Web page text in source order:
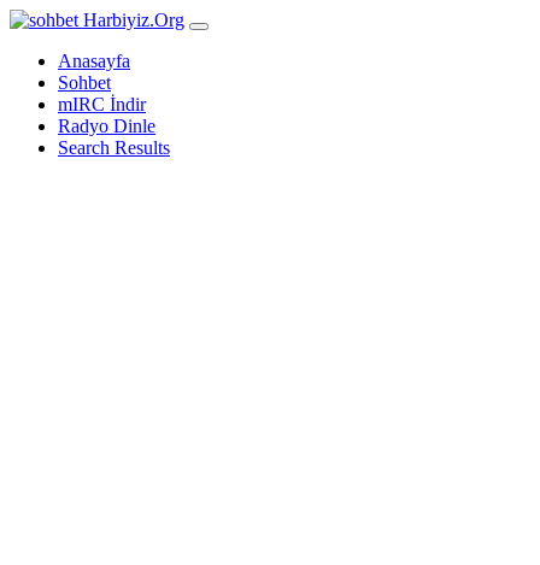
Harbiyiz.Org
Anasayfa
Sohbet
mIRC İndir
Radyo Dinle
Search Results